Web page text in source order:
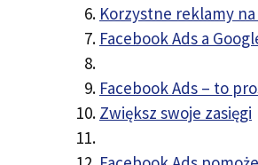
Korzystne reklamy
Facebook Ads a
Facebook Ads – to
Zwiększ swoje zasięgi